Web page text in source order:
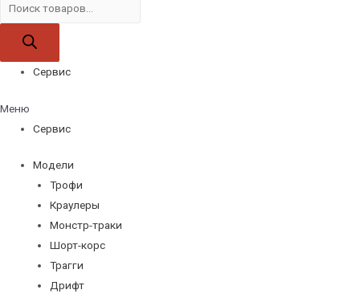
товаров
Сервис
Меню
Сервис
Модели
Трофи
Краулеры
Монстр-траки
Шорт-корс
Трагги
Дрифт